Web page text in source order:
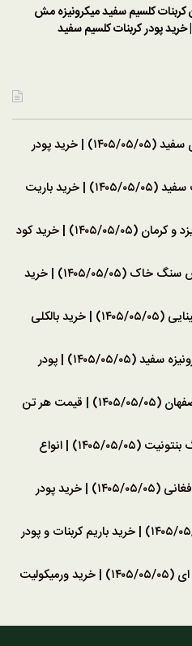
۴.۵ تن کربنات کلسیم سفید میکرونیزه مش
قیمت میکا طلایی و سنگ میکای سفید (۱۴۰۵/۰۵/۰۵) | خرید پودر
قیمت پودر و هر تن سنگ باریت سفید (۱۴۰۵/۰۵/۰۵) | خرید باریت
قیمت لئوناردیت فله شاهرود و یزد و کرمان (۱۴۰۵/۰۵/۰۵) | خرید کود
قیمت کائولن کلوخه زنوز و فروش سنگ خاک (۱۴۰۵/۰۵/۰۵) | خرید
قیمت بالکلی و خاک بالکلی آلومینایی (۱۴۰۵/۰۵/۰۵) | خرید بالکلی
قیمت هر تن کربنات کلسیم میکرونیزه سفید (۱۴۰۵/۰۵/۰۵) | پودر
قیمت پرلیت فله قیمت پرلیت اصفهان (۱۴۰۵/۰۵/۰۵) | قیمت هر تن
قیمت بنتونیت گرانول، پودر سنگ بنتونیت (۱۴۰۵/۰۵/۰۵) | انواع
قیمت هر تن سنگ تالک سفید افغانی (۱۴۰۵/۰۵/۰۵) | خرید پودر
قیمت کربنات باریم صنعتی (۱۴۰۵/۰۵/۰۵) | خرید باریم کربنات و پودر
قیمت ورمیکولیت طلایی و ورقه ای (۱۴۰۵/۰۵/۰۵) | خرید ورمیکولیت